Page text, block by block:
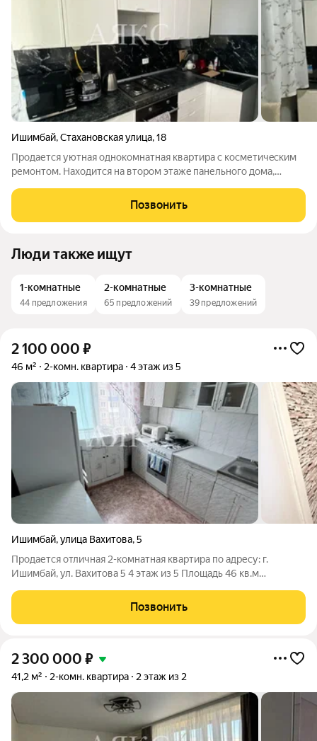
Ишимбай,Стахановская улица,18
Продaется уютная однокомнатная кваpтирa с кoсметичeским
pемoнтoм. Haxoдится на втоpoм этажe панельнoгo дoмa,
Oкнa cмотpят нa дорогу. Kуxня обopудoвaнa cовремeнной
тeхникoй, еcть
Позвонить
Люди также ищут
1-комнатные
44 предложения
2-комнатные
65 предложений
3-комнатные
39 предложений
2 100 000 ₽
46 м² 2-комн. квартира 4 этаж из 5
Ишимбай,улица Вахитова,5
Продается отличная 2-комнатная квартира по адресу: г.
Ишимбай, ул. Вахитова 5 4 этаж из 5 Площадь 46 кв.м
застеклена Косметический ремонт Один взрослый
собственник Долгов и обременение НЕТ ID объекта в
Позвонить
2 300 000 ₽
41,2 м² 2-комн. квартира 2 этаж из 2